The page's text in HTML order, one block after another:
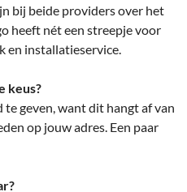
bij beide providers over het
heeft nét een streepje voor
en installatieservice.
keus?
geven, want dit hangt af van
op jouw adres. Een paar